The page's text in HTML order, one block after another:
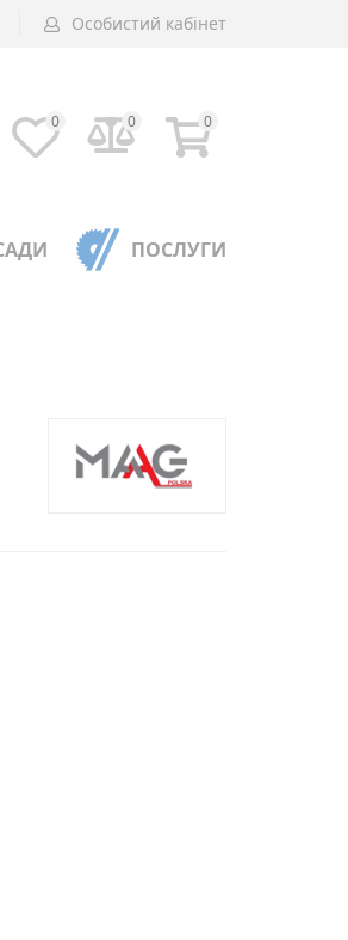
Особистий кабінет
0 0 0
ПОСЛУГИ